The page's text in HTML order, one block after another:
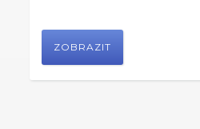
ZOBRAZIT